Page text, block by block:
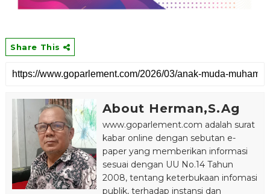
Share This
About Herman,S.Ag
www.goparlement.com adalah surat
kabar online dengan sebutan e-
paper yang memberikan informasi
sesuai dengan UU No.14 Tahun
2008, tentang keterbukaan infomasi
publik, terhadap instansi dan